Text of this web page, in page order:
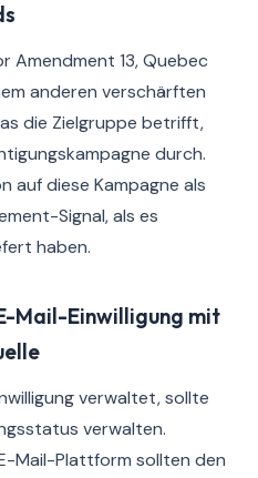
Amendment 13, Quebec
anderen verschärften
die Zielgruppe betrifft,
durch.
auf diese Kampagne als
Signal, als es
haben.
Mail-Einwilligung mit
verwaltet, sollte
verwalten.
Mail-Plattform sollten den